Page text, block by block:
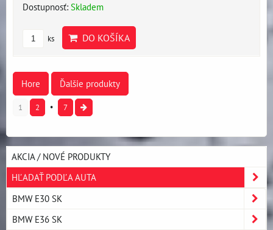
Dostupnosť: Skladem
ks DO KOŠÍKA
Hore Ďalšie produkty
1 2 7
AKCIA / NOVÉ PRODUKTY
HĽADAŤ PODĽA AUTA
BMW E30 SK
BMW E36 SK